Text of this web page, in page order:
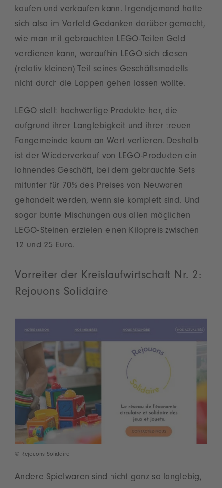
kaufen und verkaufen kann. Irgendjemand hatte
sich also im Vorfeld Gedanken darüber gemacht,
wie man mit gebrauchten LEGO-Teilen Geld
verdienen kann, woraufhin LEGO sich diesen
(relativ kleinen) Teil seines Geschäftsmodells
nicht durch die Lappen gehen lassen wollte.
LEGO stellt hochwertige Produkte her, die
aufgrund ihrer Langlebigkeit und ihrer treuen
Fangemeinde kaum an Wert verlieren. Deshalb
ist der Wiederverkauf von LEGO-Produkten ein
lohnendes Geschäft, bei dem gebrauchte Sets
mitunter für 70% des Preises von Neuwaren
gehandelt werden, wenn sie komplett sind. Und
sogar bunte Mischungen aus allen möglichen
LEGO-Steinen erzielen einen Kilopreis zwischen
12 und 25 Euro.
Vorreiter der Kreislaufwirtschaft Nr. 2:
Rejouons Solidaire
© Rejouons Solidaire
Andere Spielwaren sind nicht ganz so langlebig,